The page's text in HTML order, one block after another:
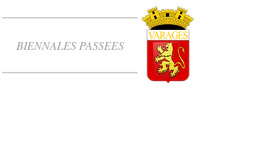
BIENNALES PASSEES